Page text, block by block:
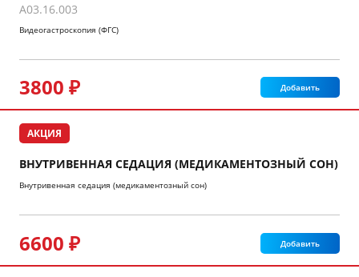
A03.16.003
Видеогастроскопия (ФГС)
3800 ₽ Добавить
АКЦИЯ
ВНУТРИВЕННАЯ СЕДАЦИЯ (МЕДИКАМЕНТОЗНЫЙ СОН)
Внутривенная седация (медикаментозный сон)
6600 ₽ Добавить